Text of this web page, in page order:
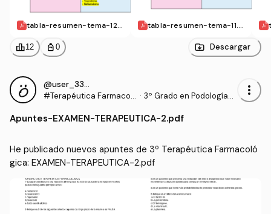
tabla-resumen-tema-12.
tabla-resumen-tema-11.p
leaderboard12 personal_bag 0 Descargar
@user_3391608
#Terapéutica Farmacol
· 3º Grado en Podología
more_vert
Apuntes-EXAMEN-TERAPEUTICA-2.pdf
He publicado nuevos apuntes de 3º Terapéutica Farmacoló
gica: EXAMEN-TERAPEUTICA-2.pdf